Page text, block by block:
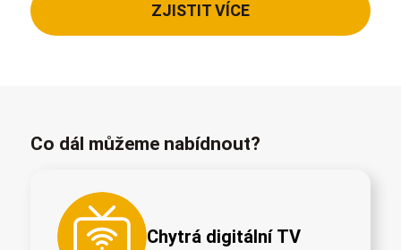
ZJISTIT VÍCE
Co dál můžeme nabídnout?
Chytrá digitální TV